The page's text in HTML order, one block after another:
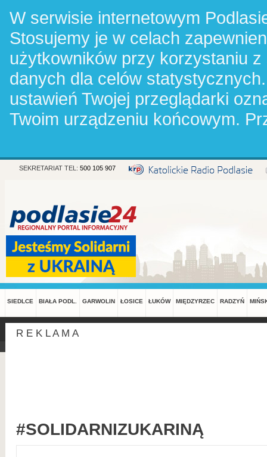
W serwisie internetowym
Stosujemy je w celach
użytkowników przy korzystaniu
danych dla celów
ustawień Twojej przeglądarki
Twoim urządzeniu końcowym.
SEKRETARIAT TEL: 500 105 907
SIEDLCE BIAŁA PODL. GARWOLIN ŁOSICE ŁUKÓW MIĘDZYRZEC RADZYŃ
R E K L A M A
#SOLIDARNIZUKARINĄ